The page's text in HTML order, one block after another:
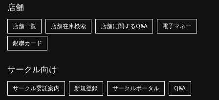
店舗
店舗一覧 店舗在庫検索 店舗に関するQ&A 電子マネー
銀聯カード
サークル向け
サークル委託案内 新規登録 サークルポータル Q&A